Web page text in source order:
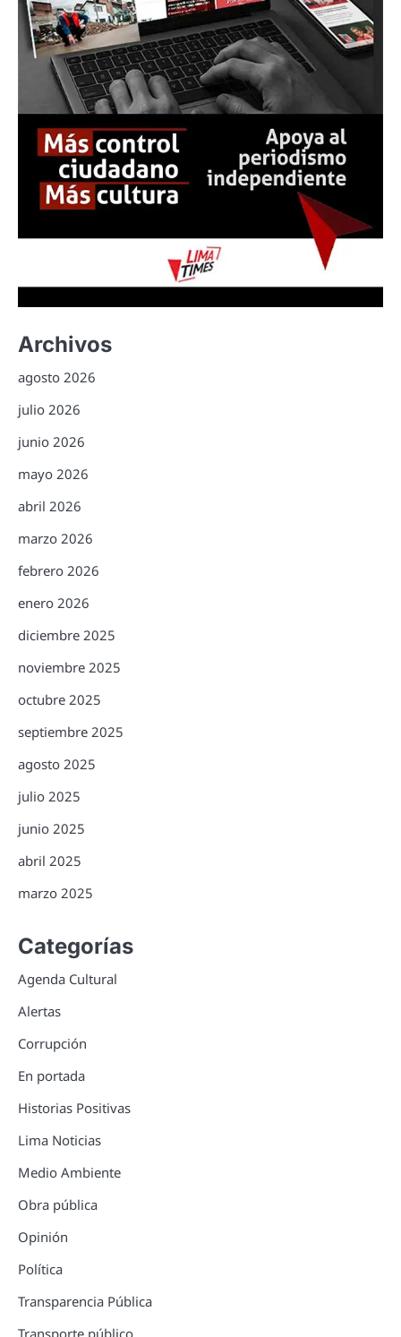
Archivos
agosto 2026
julio 2026
junio 2026
mayo 2026
abril 2026
marzo 2026
febrero 2026
enero 2026
diciembre 2025
noviembre 2025
octubre 2025
septiembre 2025
agosto 2025
julio 2025
junio 2025
abril 2025
marzo 2025
Categorías
Agenda Cultural
Alertas
Corrupción
En portada
Historias Positivas
Lima Noticias
Medio Ambiente
Obra pública
Opinión
Política
Transparencia Pública
Transporte público